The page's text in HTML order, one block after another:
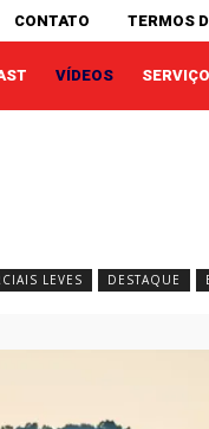
CONTATO TERMOS
VÍDEOS
LEVES DESTAQUE